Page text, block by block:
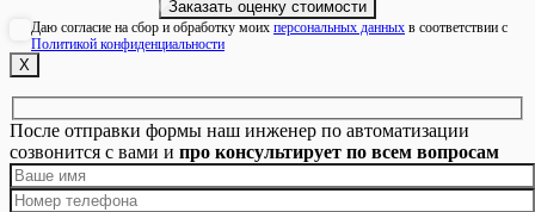
Даю согласие на сбор и обработку моих персональных данных в соответствии с
Политикой конфиденциальности
Х
После отправки формы наш инженер по автоматизации
созвонится с вами и про консультирует по всем вопросам